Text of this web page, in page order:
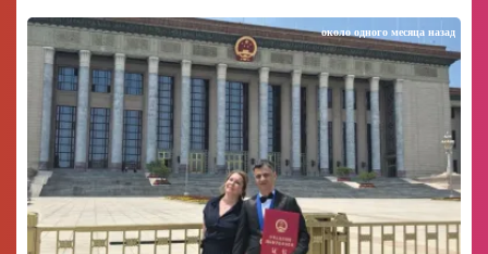
около одного месяца назад